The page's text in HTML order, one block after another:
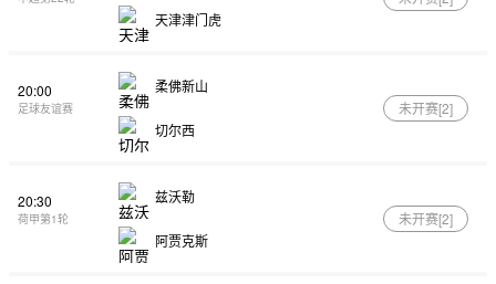
天津津门虎
20:00
足球友谊赛
柔佛新山
切尔西
未开赛[2]
20:30
荷甲第1轮
兹沃勒
阿贾克斯
未开赛[2]